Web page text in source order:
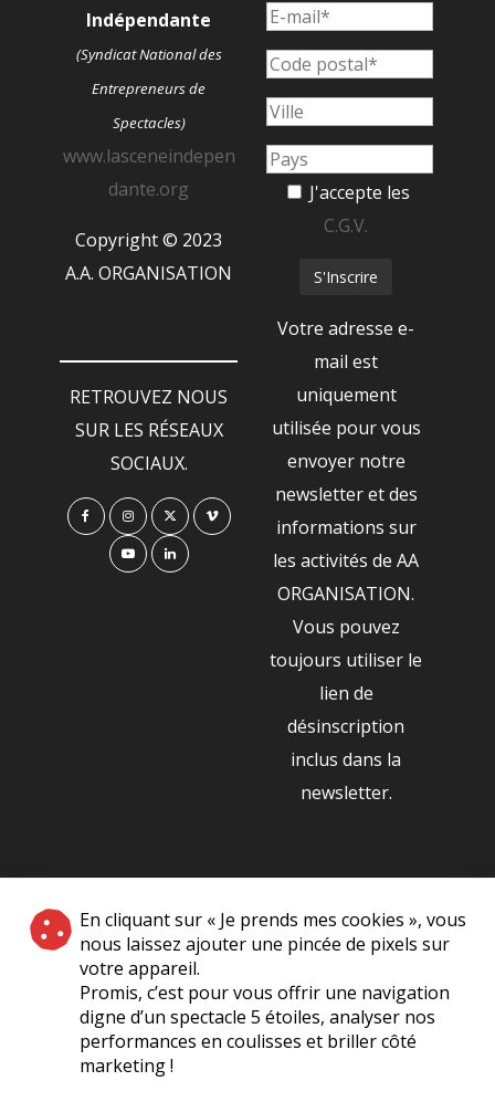
En cliquant sur « Je prends mes cookies », vous
nous laissez ajouter une pincée de pixels sur
votre appareil.
Promis, c’est pour vous offrir une navigation
digne d’un spectacle 5 étoiles, analyser nos
performances en coulisses et briller côté
marketing !
Indépendante
(Syndicat National des
Entrepreneurs de
Spectacles)
www.lasceneindepen
dante.org
Copyright © 2023
A.A. ORGANISATION
RETROUVEZ NOUS
SUR LES RÉSEAUX
SOCIAUX.
J'accepte les
C.G.V.
Votre adresse e-
mail est
uniquement
utilisée pour vous
envoyer notre
newsletter et des
informations sur
les activités de AA
ORGANISATION.
Vous pouvez
toujours utiliser le
lien de
désinscription
inclus dans la
newsletter.
NOS PARTENAIRES
|
Plan du site A Propos de Nous